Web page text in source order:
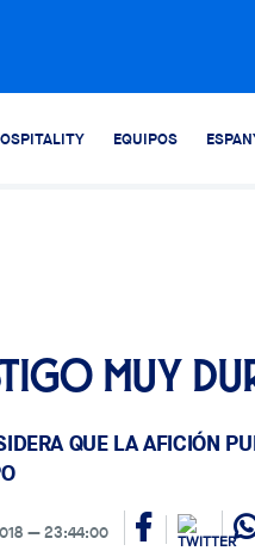
EQUIPOS
muy
QUE LA AFICIÓN
23:44:00